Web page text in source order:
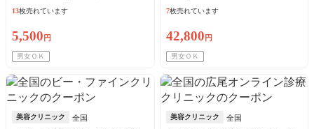
診察料、送料込込
13枚売れています
5,500 円
男女ＯＫ
コール綿込
7枚売れています
42,800 円
男女ＯＫ
美容クリニック 全国 美容クリニック 全国